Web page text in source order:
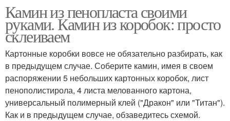
Камин из пенопласта своими
руками. Камин из коробок: просто
склеиваем
Картонные коробки вовсе не обязательно разбирать, как
в предыдущем случае. Соберите камин, имея в своем
распоряжении 5 небольших картонных коробок, лист
пенополистирола, 4 листа мелованного картона,
универсальный полимерный клей ("Дракон" или "Титан").
Как и в предыдущем случае, обзаведитесь схемой.